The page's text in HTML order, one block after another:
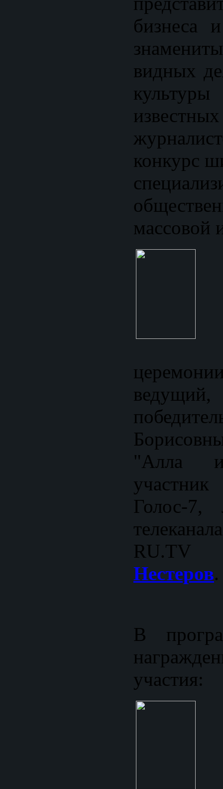
бизнеса
видных
конкурс
массовой
"Алла
Голос-7,
телеканала
Нестеров.
В
участия: